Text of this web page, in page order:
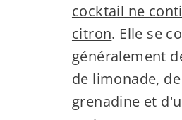
cocktail ne
citron. Elle se
généralement
de limonade,
grenadine et